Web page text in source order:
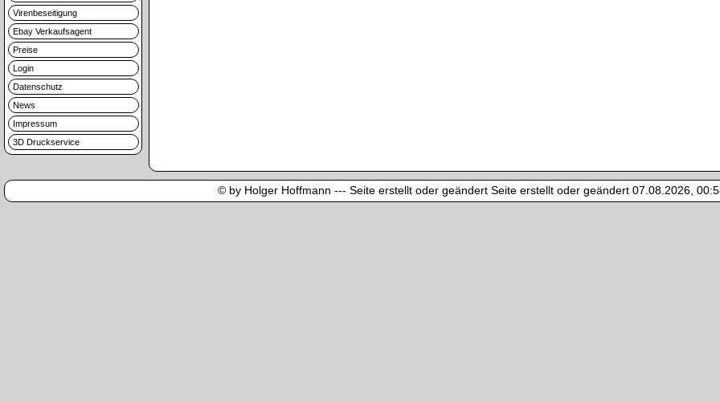
Virenbeseitigung
Ebay Verkaufsagent
Preise
Login
Datenschutz
News
Impressum
3D Druckservice
© by Holger Hoffmann --- Seite erstellt oder geändert Seite erstellt oder geändert 07.08.2026,